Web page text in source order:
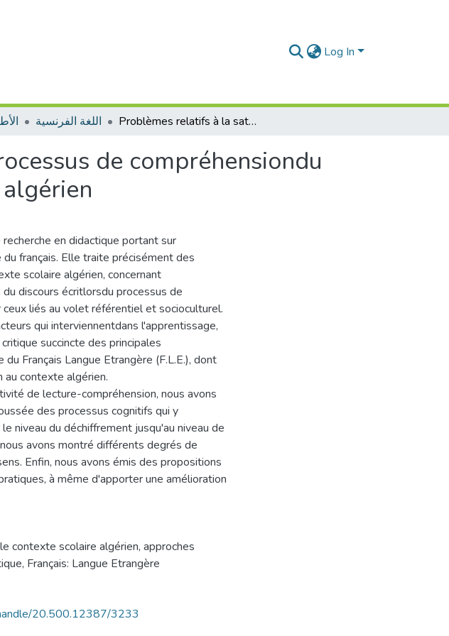
Log In
اللغة الفرنسية Problèmes relatifs à la saturation du processus de compréhensiondu discours écrit dans le contexte scolaire algérien
de compréhensiondu
en didactique portant sur
français. Elle traite précisément des
scolaire algérien, concernant
discours écritlorsdu processus de
liés au volet référentiel et socioculturel.
qui interviennentdans l'apprentissage,
succincte des principales
Français Langue Etrangère (F.L.E.), dont
au contexte algérien.
de lecture-compréhension, nous avons
des processus cognitifs qui y
niveau du déchiffrement jusqu'au niveau de
avons montré différents degrés de
Enfin, nous avons émis des propositions
à même d'apporter une amélioration
le contexte scolaire algérien, approches
, Français: Langue Etrangère
20.500.12387/3233